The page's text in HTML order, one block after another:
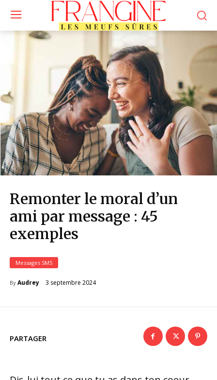
Remonter le moral d’un
ami par message : 45
exemples
Messages SMS
By Audrey 3 septembre 2024
PARTAGER